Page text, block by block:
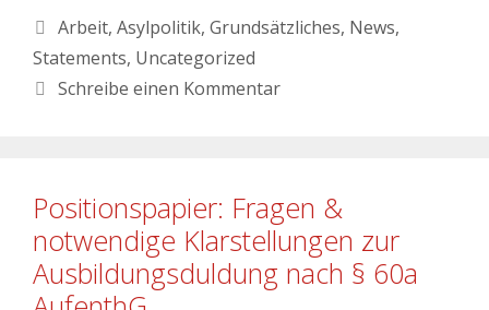
Arbeit, Asylpolitik, Grundsätzliches, News,
Statements, Uncategorized
Schreibe einen Kommentar
Positionspapier: Fragen &
notwendige Klarstellungen zur
Ausbildungsduldung nach § 60a